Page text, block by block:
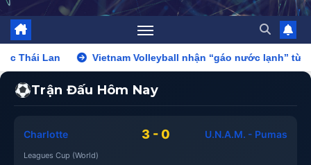
Vietnam Volleyball nhận “gáo nước lạnh” từ Thái Lan: Từ dẫn
Trận Đấu Hôm Nay
Charlotte 3 - 0 U.N.A.M. - Pumas
Leagues Cup (World)